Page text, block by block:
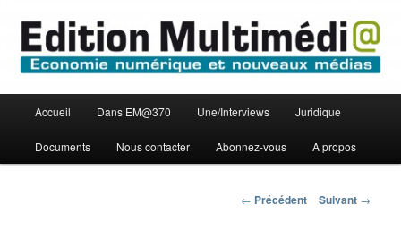
contenu
principalEdition Multimédi@
principal
Accueil Dans EM@370 Une/Interviews Juridique
Documents Nous contacter Abonnez-vous A propos
Navigation
← Précédent Suivant →